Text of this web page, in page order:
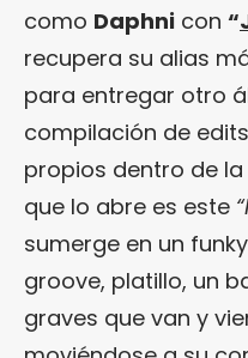
como Daphni con “
recupera su alias
para entregar otro
compilación de
propios dentro de la
que lo abre es este
sumerge en un
groove, platillo, un
graves que van y